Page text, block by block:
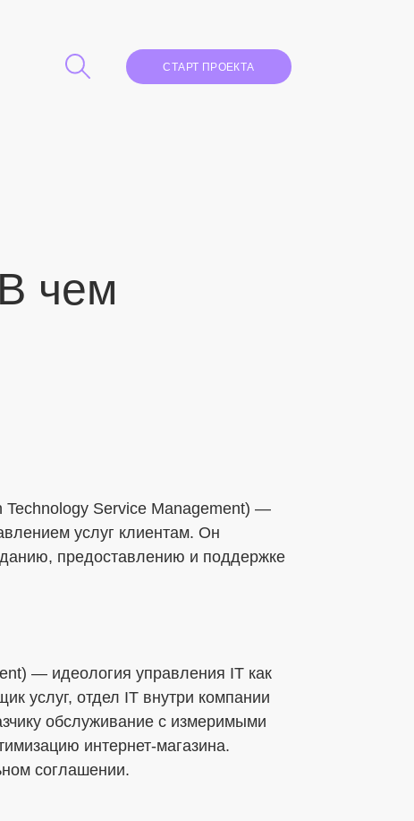
СТАРТ ПРОЕКТА
чем
Technology Service Management) —
услуг клиентам. Он
предоставлению и поддержке
— идеология управления IT как
услуг, отдел IT внутри компании
обслуживание с измеримыми
интернет-магазина.
соглашении.